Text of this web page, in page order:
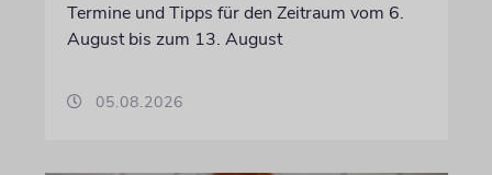
Termine und Tipps für den Zeitraum vom 6.
August bis zum 13. August
05.08.2026